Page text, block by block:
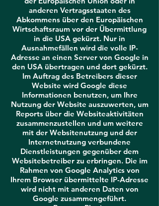
anderen Vertragsstaaten des
Abkommens über den Europäischen
Wirtschaftsraum vor der Übermittlung
in die USA gekürzt. Nur in
Ausnahmefällen wird die volle IP-
Adresse an einen Server von Google in
den USA übertragen und dort gekürzt.
Im Auftrag des Betreibers dieser
Website wird Google diese
Informationen benutzen, um Ihre
Nutzung der Website auszuwerten, um
Reports über die Websiteaktivitäten
zusammenzustellen und um weitere
mit der Websitenutzung und der
Internetnutzung verbundene
Dienstleistungen gegenüber dem
Websitebetreiber zu erbringen. Die im
Rahmen von Google Analytics von
Ihrem Browser übermittelte IP-Adresse
wird nicht mit anderen Daten von
Google zusammengeführt.